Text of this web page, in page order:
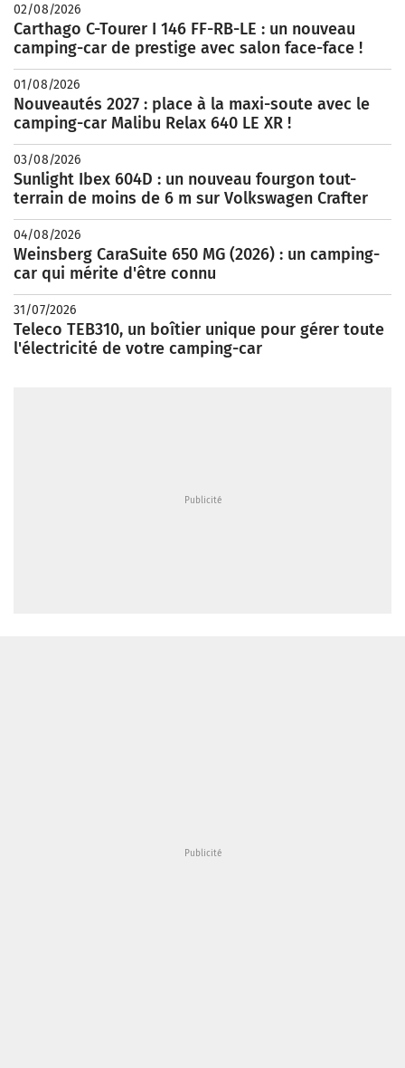
02/08/2026
Carthago C-Tourer I 146 FF-RB-LE : un nouveau
camping-car de prestige avec salon face-face !
01/08/2026
Nouveautés 2027 : place à la maxi-soute avec le
camping-car Malibu Relax 640 LE XR !
03/08/2026
Sunlight Ibex 604D : un nouveau fourgon tout-
terrain de moins de 6 m sur Volkswagen Crafter
04/08/2026
Weinsberg CaraSuite 650 MG (2026) : un camping-
car qui mérite d'être connu
31/07/2026
Teleco TEB310, un boîtier unique pour gérer toute
l'électricité de votre camping-car